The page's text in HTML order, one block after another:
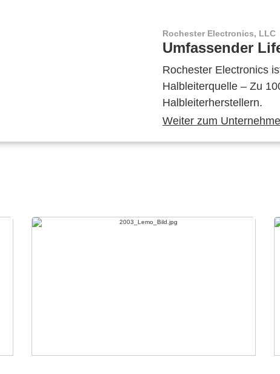
Rochester Electronics, LLC
Umfassender
Rochester Electronics
Halbleiterquelle – Zu
Halbleiterherstellern.
Weiter zum